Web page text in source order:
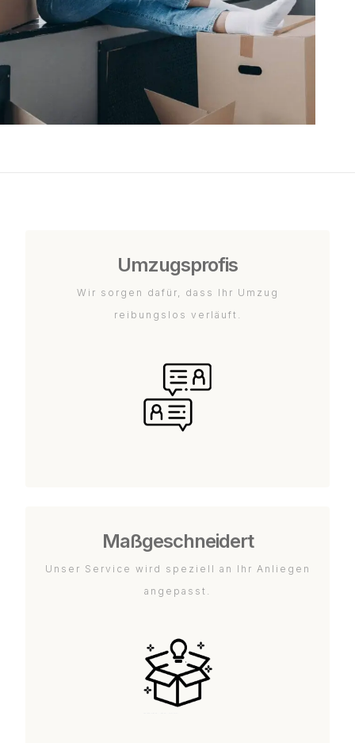
Umzugsprofis
Wir sorgen dafür, dass Ihr Umzug
reibungslos verläuft.
Maßgeschneidert
Unser Service wird speziell an Ihr Anliegen
angepasst.